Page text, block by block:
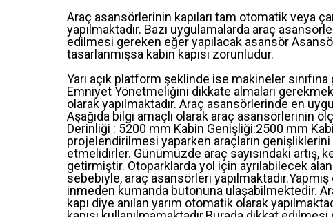
Araç asansörlerinin kapıları tam otomatik veya
yapılmaktadır. Bazı uygulamalarda araç
edilmesi gereken eğer yapılacak asansör
tasarlanmışsa kabin kapısı zorunludur.
Yarı açık platform şeklinde ise makineler
Emniyet Yönetmeliğini dikkate almaları
olarak yapılmaktadır. Araç asansörlerinde en
Aşağıda bilgi amaçlı olarak araç asansörlerinin
Derinliği : 5200 mm Kabin Genişliği:2500 mm
projelendirilmesi yaparken araçların
etmelidirler. Günümüzde araç sayısındaki artış,
getirmiştir. Otoparklarda yol için ayrılabilecek
sebebiyle, araç asansörleri
inmeden kumanda butonuna ulaşabilmektedir.
kapı diye anılan yarım otomatik olarak